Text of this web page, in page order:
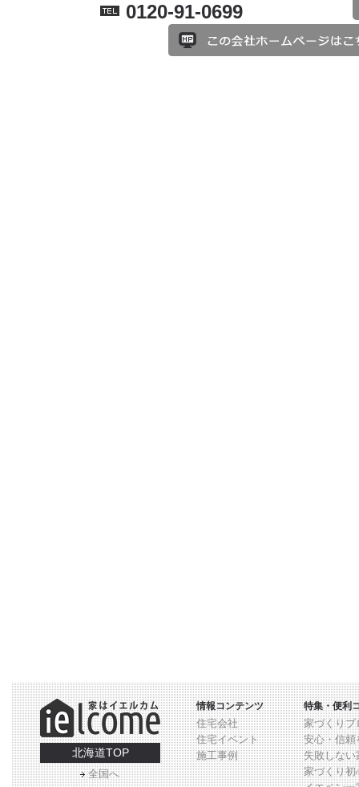
0120-91-0699
北海道TOP
全国へ
情報コンテンツ
住宅会社
住宅イベント
施工事例
特集・便利
家づくりブ
安心・信頼
失敗しない
家づくり初